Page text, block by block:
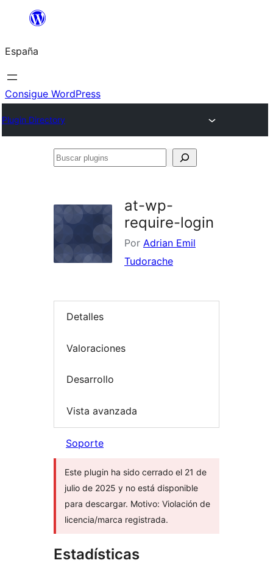
Saltar
contenido
España
Consigue WordPress
Plugin Directory
Buscar
at-wp-
require-login
Por Adrian Emil
Tudorache
Detalles
Valoraciones
Desarrollo
Vista avanzada
Soporte
Este plugin ha sido cerrado el 21 de
julio de 2025 y no está disponible
para descargar. Motivo: Violación de
licencia/marca registrada.
Estadísticas